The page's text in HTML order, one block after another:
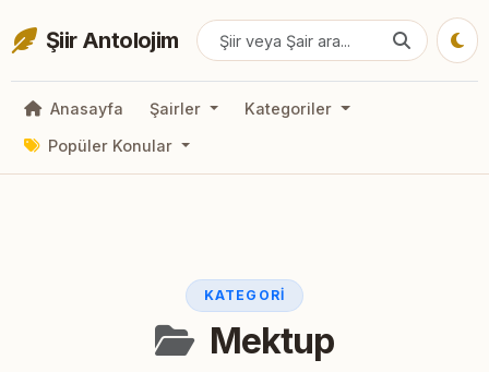
Şiir Antolojim
Anasayfa Şairler
Kategoriler
Popüler Konular
KATEGORI
Mektup